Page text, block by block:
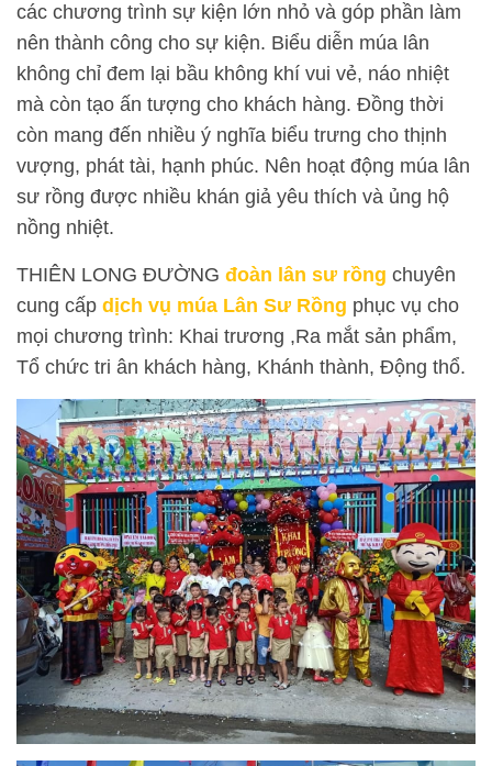
các chương trình sự kiện lớn nhỏ và góp phần làm
nên thành công cho sự kiện. Biểu diễn múa lân
không chỉ đem lại bầu không khí vui vẻ, náo nhiệt
mà còn tạo ấn tượng cho khách hàng. Đồng thời
còn mang đến nhiều ý nghĩa biểu trưng cho thịnh
vượng, phát tài, hạnh phúc. Nên hoạt động múa lân
sư rồng được nhiều khán giả yêu thích và ủng hộ
nồng nhiệt.
THIÊN LONG ĐƯỜNG đoàn lân sư rồng chuyên
cung cấp dịch vụ múa Lân Sư Rồng phục vụ cho
mọi chương trình: Khai trương ,Ra mắt sản phẩm,
Tổ chức tri ân khách hàng, Khánh thành, Động thổ.